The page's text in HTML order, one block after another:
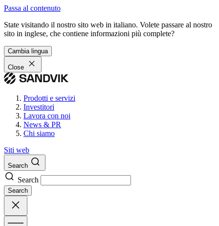
Passa al contenuto
State visitando il nostro sito web in italiano. Volete passare al nostro
sito in inglese, che contiene informazioni più complete?
Cambia lingua
Close
Prodotti e servizi
Investitori
Lavora con noi
News & PR
Chi siamo
Siti web
Search
Search
Search